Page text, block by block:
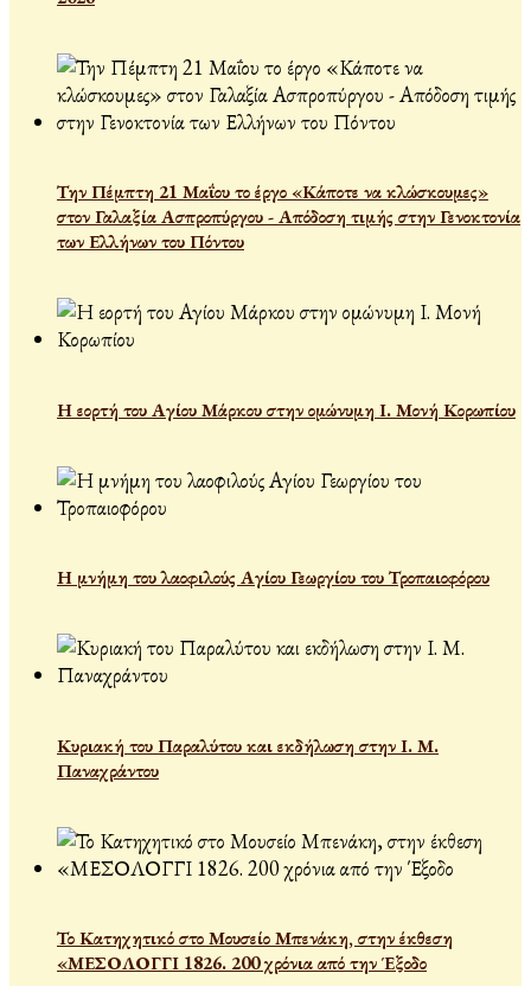
Την Πέμπτη 21 Μαΐου το έργο «Κάποτε να κλώσκουμες»
στον Γαλαξία Ασπροπύργου - Απόδοση τιμής στην Γενοκτονία
των Ελλήνων του Πόντου
Η εορτή του Αγίου Μάρκου στην ομώνυμη Ι. Μονή Κορωπίου
Η μνήμη του λαοφιλούς Αγίου Γεωργίου του Τροπαιοφόρου
Κυριακή του Παραλύτου και εκδήλωση στην Ι. Μ.
Παναχράντου
Το Κατηχητικό στο Μουσείο Μπενάκη, στην έκθεση
«ΜΕΣΟΛΟΓΓΙ 1826. 200 χρόνια από την Έξοδο